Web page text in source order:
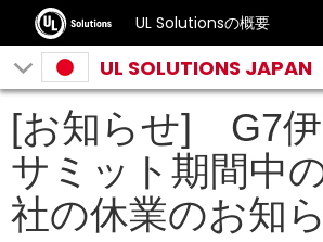
UL Solutionsの概要
UL SOLUTIONS JAPAN
[お知らせ] G7
サミット期間中
社の休業のお知